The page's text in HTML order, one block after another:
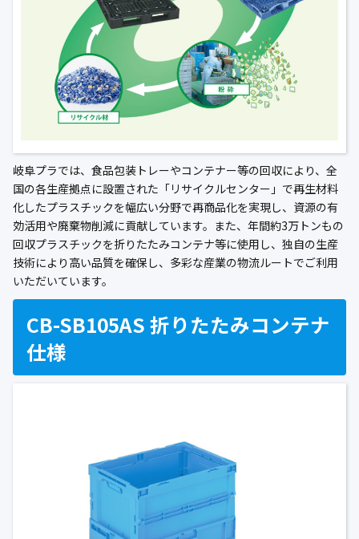
岐阜プラでは、食品包装トレーやコンテナー等の回収により、全
国の各生産拠点に設置された「リサイクルセンター」で再生材料
化したプラスチックを幅広い分野で再商品化を実現し、資源の有
効活用や廃棄物削減に貢献しています。また、年間約3万トンもの
回収プラスチックを折りたたみコンテナ等に使用し、独自の生産
技術により高い品質を確保し、多彩な産業の物流ルートでご利用
いただいています。
CB-SB105AS 折りたたみコンテナ
仕様